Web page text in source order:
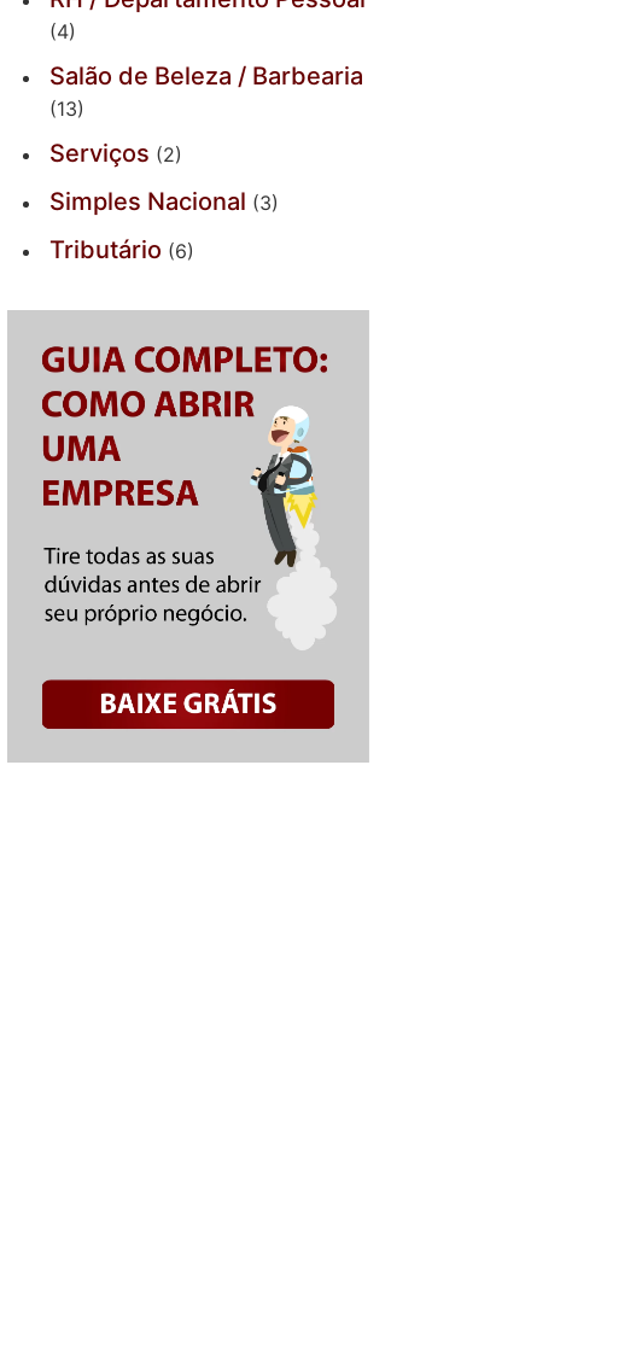
(4)
Salão de Beleza / Barbearia
(13)
Serviços (2)
Simples Nacional (3)
Tributário (6)